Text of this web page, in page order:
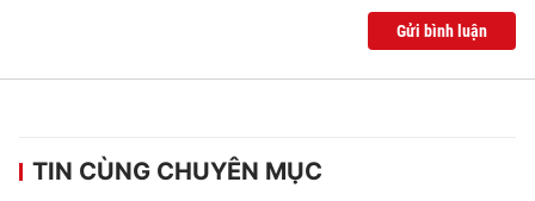
Gửi bình luận
TIN CÙNG CHUYÊN MỤC